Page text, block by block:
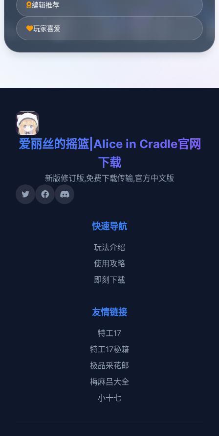
编辑推荐
玩家喜爱
爱丽丝的摇篮|Alice in Cradle官网
下载
新版修订版,免费下载传输,官方中文版
快速导航
玩法介绍
使用攻略
即刻下载
友情链接
特工17
特工17秘籍
极品采花郎
梅麻吕大全
小十七